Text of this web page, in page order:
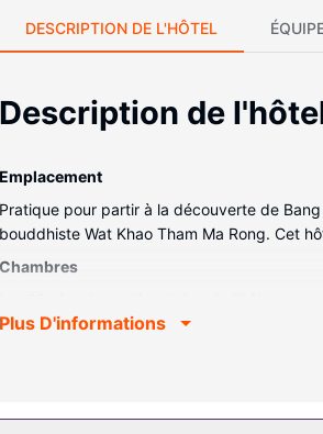
DESCRIPTION DE L'HÔTEL
Description de
Emplacement
Pratique pour partir à la découverte de
bouddhiste Wat Khao Tham Ma Rong. Cet
Chambres
chaînes par câble sont à votre disposition
Plus D'informations